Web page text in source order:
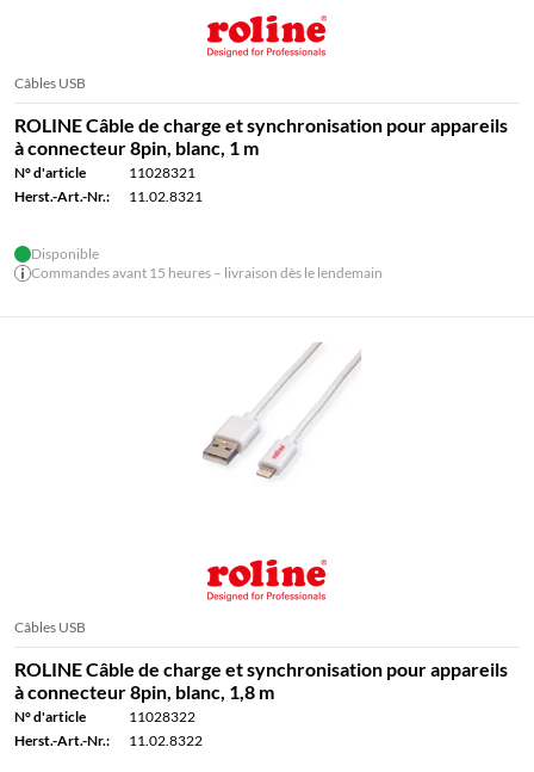
Câbles USB
ROLINE Câble de charge et synchronisation pour appareils
à connecteur 8pin, blanc, 1 m
N° d'article
11028321
Herst.-Art.-Nr.:
11.02.8321
Disponible
Commandes avant 15 heures – livraison dès le lendemain
Câbles USB
ROLINE Câble de charge et synchronisation pour appareils
à connecteur 8pin, blanc, 1,8 m
N° d'article
11028322
Herst.-Art.-Nr.:
11.02.8322